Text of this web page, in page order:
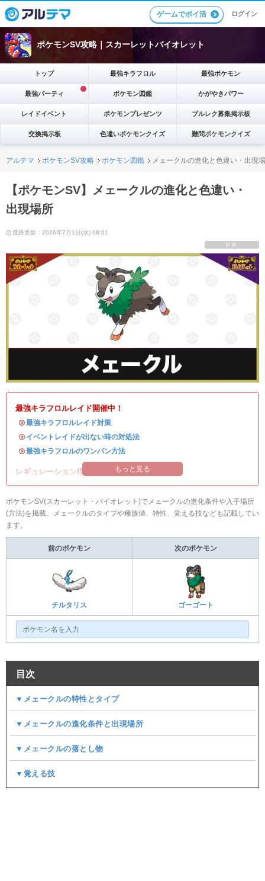
ゲームでポイ活 ログイン
ポケモンSV攻略｜スカーレットバイオレット
トップ 最強キラフロル 最強ポケモン
最強パーティ ポケモン図鑑 かがやきパワー
レイドイベント ポケモンプレゼンツ ブルレク募集掲示板
交換掲示板 色違いポケモンクイズ 難問ポケモンクイズ
アルテマ ポケモンSV攻略 ポケモン図鑑 メェークルの進化と色違い・出現
【ポケモンSV】メェークルの進化と色違い・
出現場所
最終更新：2026年7月1日(水) 08:01
PR
最強キラフロルレイド開催中！
・最強キラフロルレイド対策
・ イベントレイドが出ない時の対処法
・最強キラフロルのワンパン方法
レギュレーションI開催中！ もっと見る
ポケモンSV(スカーレット・バイオレット)でメェークルの進化条件や入手場所
(方法)を掲載。メェークルのタイプや種族値、特性、覚える技なども記載してい
ます。
前のポケモン 次のポケモン
チルタリス ゴーゴート
目次
▼メェークルの特性とタイプ
▼メェークルの進化条件と出現場所
▼メェークルの落とし物
▼覚える技